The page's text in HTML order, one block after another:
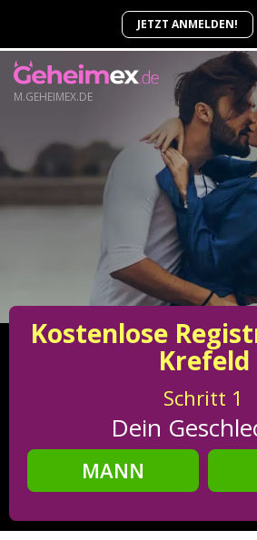
JETZT ANMELDEN!
M.GEHEIMEX.DE
Kostenlose
Krefeld
Schritt 1
Dein
MANN
Schritt2